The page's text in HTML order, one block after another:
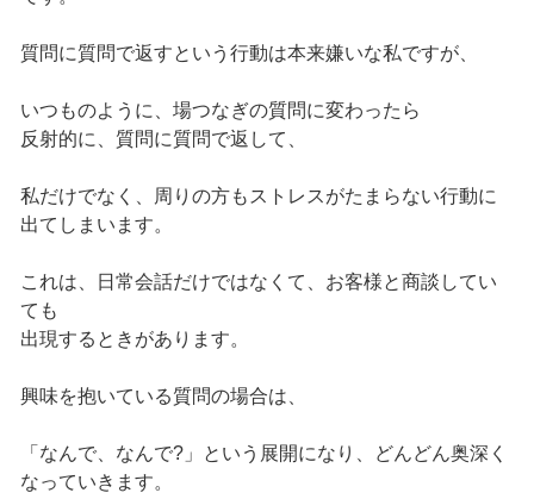
質問に質問で返すという行動は本来嫌いな私ですが、
いつものように、場つなぎの質問に変わったら
反射的に、質問に質問で返して、
私だけでなく、周りの方もストレスがたまらない行動に
出てしまいます。
これは、日常会話だけではなくて、お客様と商談してい
ても
出現するときがあります。
興味を抱いている質問の場合は、
「なんで、なんで?」という展開になり、どんどん奥深く
なっていきます。